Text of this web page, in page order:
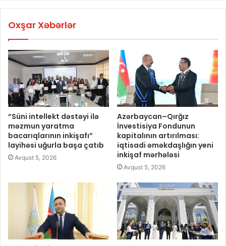
Oxşar Xəbərlər
“Süni intellekt dəstəyi ilə
məzmun yaratma
bacarıqlarının inkişafı”
layihəsi uğurla başa çatıb
Avqust 5, 2026
Azərbaycan–Qırğız
İnvestisiya Fondunun
kapitalının artırılması:
iqtisadi əməkdaşlığın yeni
inkişaf mərhələsi
Avqust 5, 2026